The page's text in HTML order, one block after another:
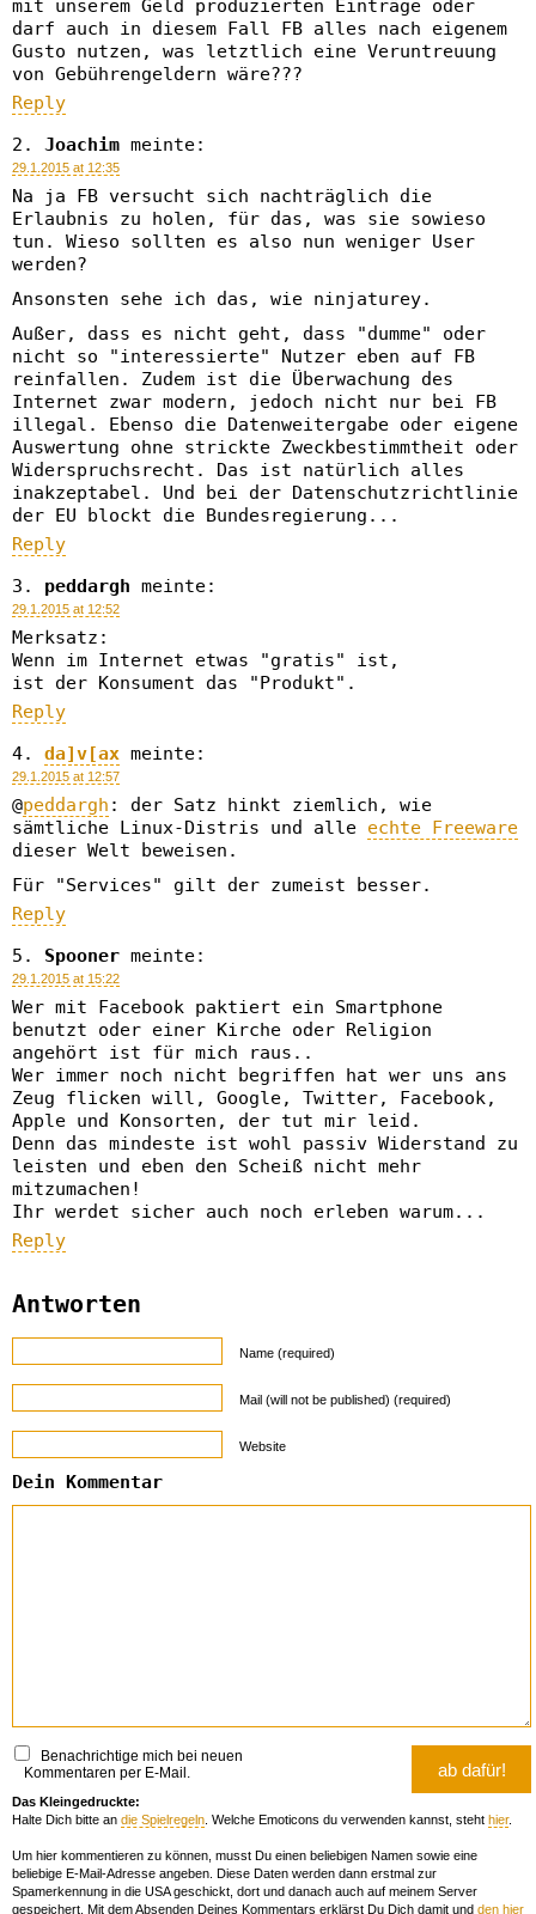
mit unserem Geld produzierten Einträge oder
darf auch in diesem Fall FB alles nach eigenem
Gusto nutzen, was letztlich eine Veruntreuung
von Gebührengeldern wäre???
Reply
Joachim meinte:
29.1.2015 at 12:35
Na ja FB versucht sich nachträglich die
Erlaubnis zu holen, für das, was sie sowieso
tun. Wieso sollten es also nun weniger User
werden?
Ansonsten sehe ich das, wie ninjaturey.
Außer, dass es nicht geht, dass "dumme" oder
nicht so "interessierte" Nutzer eben auf FB
reinfallen. Zudem ist die Überwachung des
Internet zwar modern, jedoch nicht nur bei FB
illegal. Ebenso die Datenweitergabe oder eigene
Auswertung ohne strickte Zweckbestimmtheit oder
Widerspruchsrecht. Das ist natürlich alles
inakzeptabel. Und bei der Datenschutzrichtlinie
der EU blockt die Bundesregierung...
Reply
peddargh meinte:
29.1.2015 at 12:52
Merksatz:
Wenn im Internet etwas "gratis" ist,
ist der Konsument das "Produkt".
Reply
da]v[ax meinte:
29.1.2015 at 12:57
@peddargh : der Satz hinkt ziemlich, wie
sämtliche Linux-Distris und alle echte Freeware
dieser Welt beweisen.
Für "Services" gilt der zumeist besser.
Reply
Spooner meinte:
29.1.2015 at 15:22
Wer mit Facebook paktiert ein Smartphone
benutzt oder einer Kirche oder Religion
angehört ist für mich raus..
Wer immer noch nicht begriffen hat wer uns ans
Zeug flicken will, Google, Twitter, Facebook,
Apple und Konsorten, der tut mir leid.
Denn das mindeste ist wohl passiv Widerstand zu
leisten und eben den Scheiß nicht mehr
mitzumachen!
Ihr werdet sicher auch noch erleben warum...
Reply
Antworten
Name (required)
Mail (will not be published) (required)
Website
Dein Kommentar
Benachrichtige mich bei neuen
Kommentaren per E-Mail.
Das Kleingedruckte:
Halte Dich bitte an die Spielregeln . Welche Emoticons du verwenden kannst, steht hier.
Um hier kommentieren zu können, musst Du einen beliebigen Namen sowie eine
beliebige E-Mail-Adresse angeben. Diese Daten werden dann erstmal zur
Spamerkennung in die USA geschickt, dort und danach auch auf meinem Server
gespeichert. Mit dem Absenden Deines Kommentars erklärst Du Dich damit und den hier